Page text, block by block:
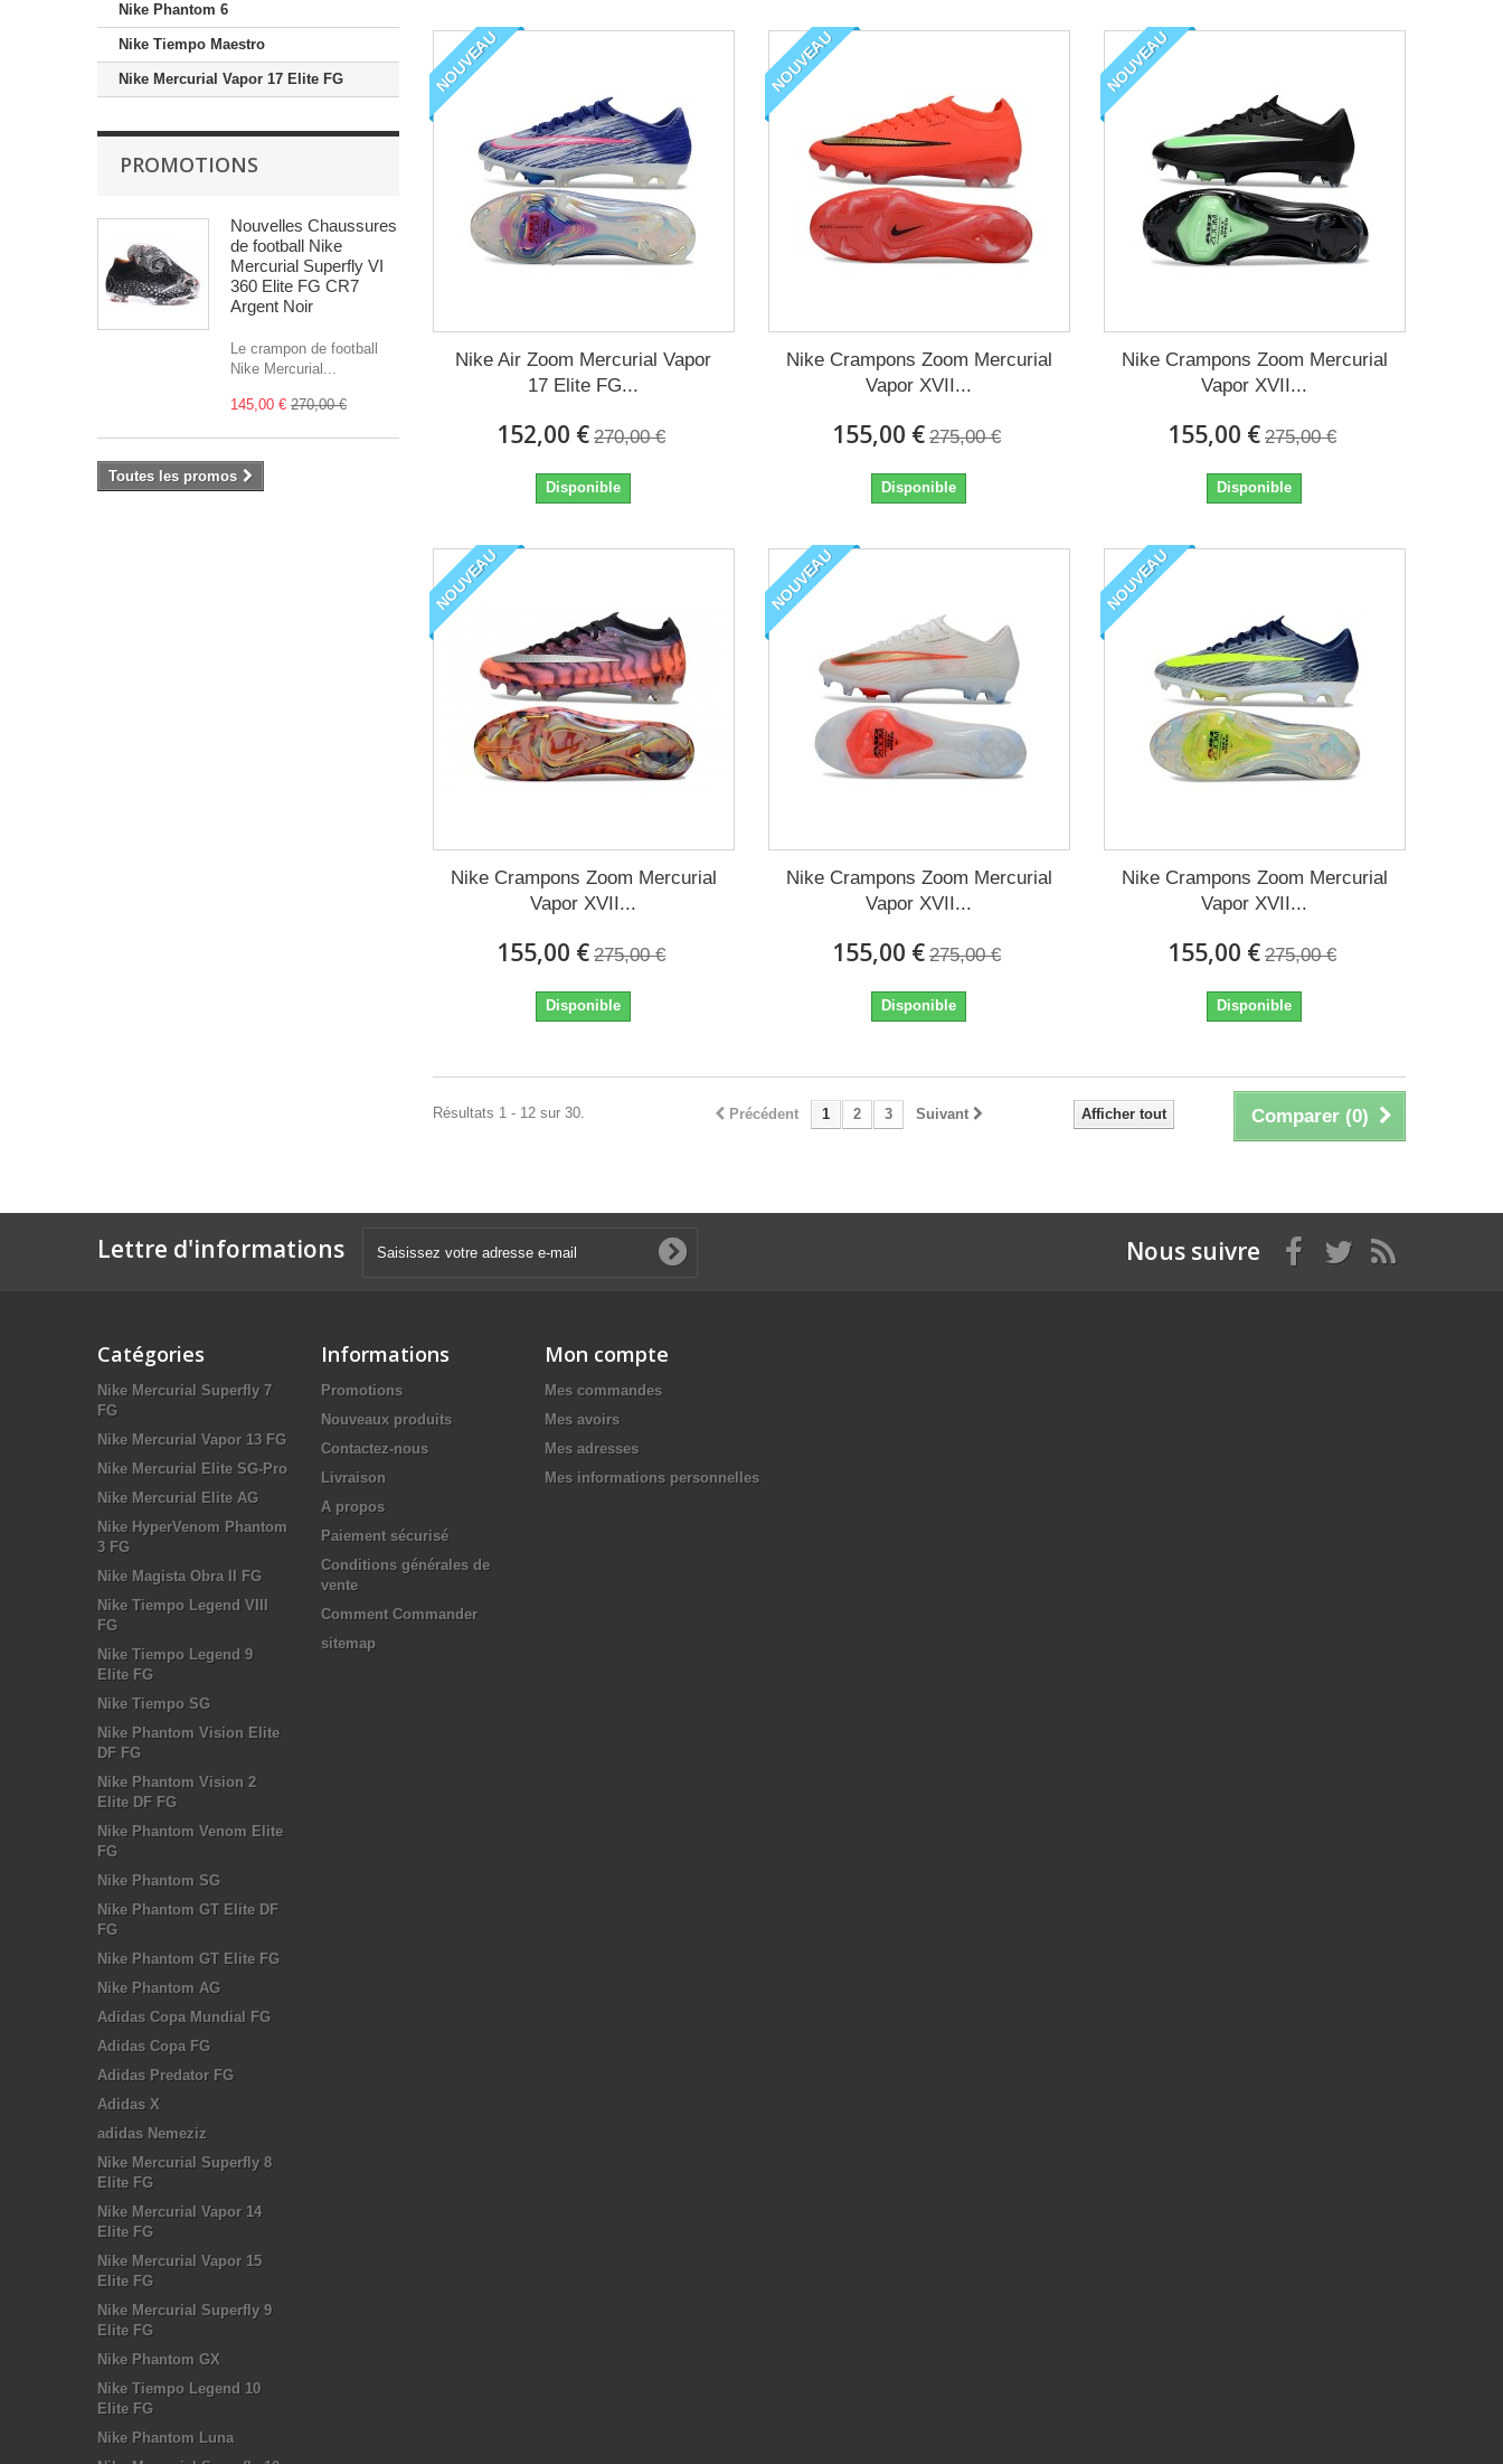
Nike Phantom 6
Nike Tiempo Maestro
Nike Mercurial Vapor 17 Elite FG
PROMOTIONS
Nouvelles Chaussures
de football Nike
Mercurial Superfly VI
360 Elite FG CR7
Argent Noir
Le crampon de football
Nike Mercurial...
145,00 € 270,00 €
Toutes les promos
NOUVEAU
Nike Air Zoom Mercurial Vapor
17 Elite FG...
152,00 € 270,00 €
Disponible
NOUVEAU
Nike Crampons Zoom Mercurial
Vapor XVII...
155,00 € 275,00 €
Disponible
NOUVEAU
Nike Crampons Zoom Mercurial
Vapor XVII...
155,00 € 275,00 €
Disponible
NOUVEAU
Nike Crampons Zoom Mercurial
Vapor XVII...
155,00 € 275,00 €
Disponible
NOUVEAU
Nike Crampons Zoom Mercurial
Vapor XVII...
155,00 € 275,00 €
Disponible
NOUVEAU
Nike Crampons Zoom Mercurial
Vapor XVII...
155,00 € 275,00 €
Disponible
Comparer (0)
Afficher tout
Précédent 1 2 3 Suivant
Résultats 1 - 12 sur 30.
Lettre d'informations Nous suivre
Catégories
Nike Mercurial Superfly 7
FG
Nike Mercurial Vapor 13 FG
Nike Mercurial Elite SG-Pro
Nike Mercurial Elite AG
Nike HyperVenom Phantom
3 FG
Nike Magista Obra II FG
Nike Tiempo Legend VIII
FG
Nike Tiempo Legend 9
Elite FG
Nike Tiempo SG
Nike Phantom Vision Elite
DF FG
Nike Phantom Vision 2
Elite DF FG
Nike Phantom Venom Elite
FG
Nike Phantom SG
Nike Phantom GT Elite DF
FG
Nike Phantom GT Elite FG
Nike Phantom AG
Adidas Copa Mundial FG
Adidas Copa FG
Adidas Predator FG
Adidas X
adidas Nemeziz
Nike Mercurial Superfly 8
Elite FG
Nike Mercurial Vapor 14
Elite FG
Nike Mercurial Vapor 15
Elite FG
Nike Mercurial Superfly 9
Elite FG
Nike Phantom GX
Nike Tiempo Legend 10
Elite FG
Nike Phantom Luna
Informations
Promotions
Nouveaux produits
Contactez-nous
Livraison
A propos
Paiement sécurisé
Conditions générales de
vente
Comment Commander
sitemap
Mon compte
Mes commandes
Mes avoirs
Mes adresses
Mes informations personnelles